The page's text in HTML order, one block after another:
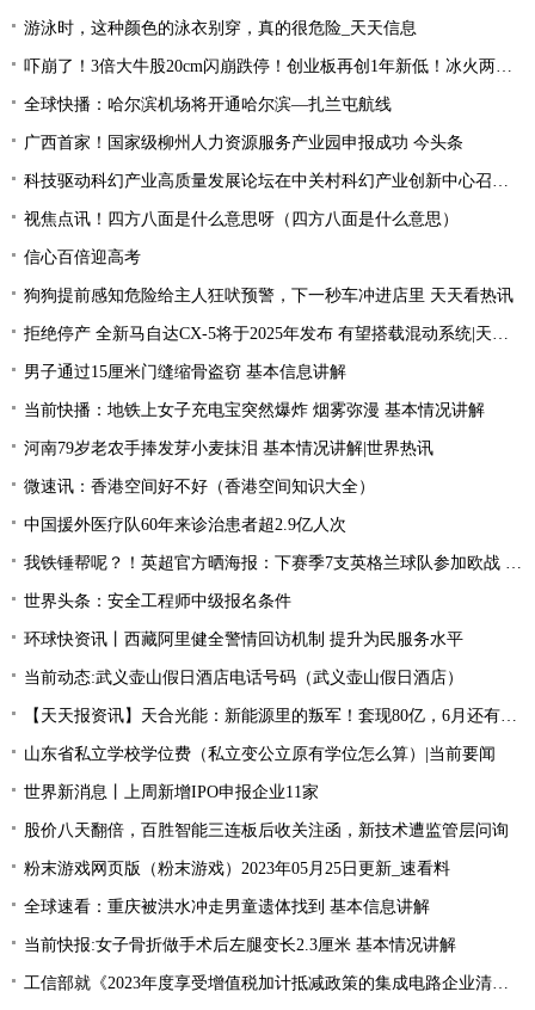
游泳时，这种颜色的泳衣别穿，真的很危险_天天信息
吓崩了！3倍大牛股20cm闪崩跌停！创业板再创1年新低！冰火两重天行情，该如何把握？ 今日快讯
全球快播：哈尔滨机场将开通哈尔滨—扎兰屯航线
广西首家！国家级柳州人力资源服务产业园申报成功 今头条
科技驱动科幻产业高质量发展论坛在中关村科幻产业创新中心召开 天天通讯
视焦点讯！四方八面是什么意思呀（四方八面是什么意思）
信心百倍迎高考
狗狗提前感知危险给主人狂吠预警，下一秒车冲进店里 天天看热讯
拒绝停产 全新马自达CX-5将于2025年发布 有望搭载混动系统|天天聚看点
男子通过15厘米门缝缩骨盗窃 基本信息讲解
当前快播：地铁上女子充电宝突然爆炸 烟雾弥漫 基本情况讲解
河南79岁老农手捧发芽小麦抹泪 基本情况讲解|世界热讯
微速讯：香港空间好不好（香港空间知识大全）
中国援外医疗队60年来诊治患者超2.9亿人次
我铁锤帮呢？！英超官方晒海报：下赛季7支英格兰球队参加欧战 全球新动态
世界头条：安全工程师中级报名条件
环球快资讯丨西藏阿里健全警情回访机制 提升为民服务水平
当前动态:武义壶山假日酒店电话号码（武义壶山假日酒店）
【天天报资讯】天合光能：新能源里的叛军！套现80亿，6月还有一个大雷
山东省私立学校学位费（私立变公立原有学位怎么算）|当前要闻
世界新消息丨上周新增IPO申报企业11家
股价八天翻倍，百胜智能三连板后收关注函，新技术遭监管层问询
粉末游戏网页版（粉末游戏）2023年05月25日更新_速看料
全球速看：重庆被洪水冲走男童遗体找到 基本信息讲解
当前快报:女子骨折做手术后左腿变长2.3厘米 基本情况讲解
工信部就《2023年度享受增值税加计抵减政策的集成电路企业清单制定工作有关要求》征求意见